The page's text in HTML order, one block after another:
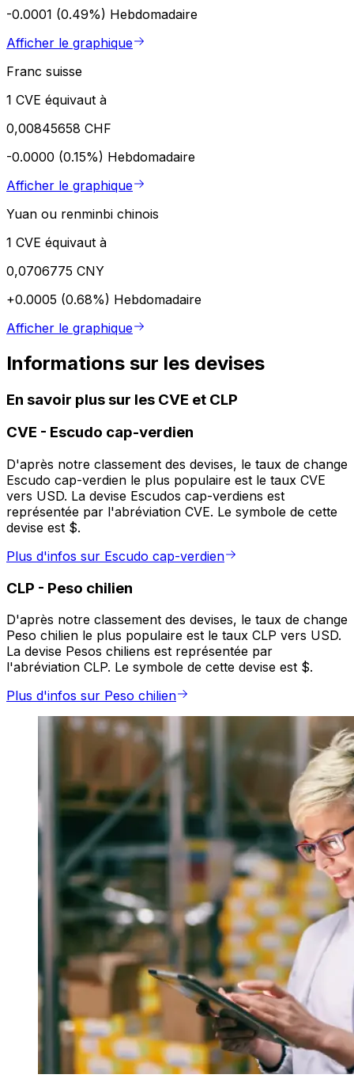
-0.0001 (0.49%) Hebdomadaire
Afficher le graphique
Franc suisse
1 CVE équivaut à
0,00845658 CHF
-0.0000 (0.15%) Hebdomadaire
Afficher le graphique
Yuan ou renminbi chinois
1 CVE équivaut à
0,0706775 CNY
+0.0005 (0.68%) Hebdomadaire
Afficher le graphique
Informations sur les devises
En savoir plus sur les CVE et CLP
CVE - Escudo cap-verdien
D'après notre classement des devises, le taux de change
Escudo cap-verdien le plus populaire est le taux CVE
vers USD. La devise Escudos cap-verdiens est
représentée par l'abréviation CVE. Le symbole de cette
devise est $.
Plus d'infos sur Escudo cap-verdien
CLP - Peso chilien
D'après notre classement des devises, le taux de change
Peso chilien le plus populaire est le taux CLP vers USD.
La devise Pesos chiliens est représentée par
l'abréviation CLP. Le symbole de cette devise est $.
Plus d'infos sur Peso chilien